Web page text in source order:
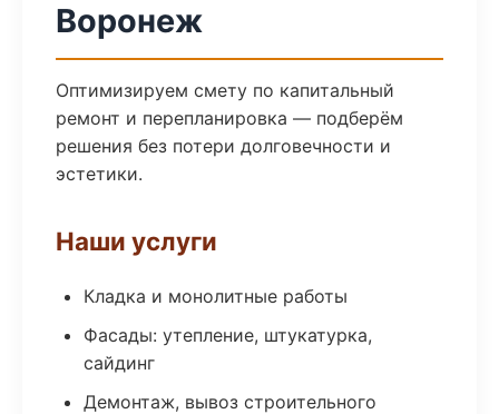
Воронеж
Оптимизируем смету по капитальный
ремонт и перепланировка — подберём
решения без потери долговечности и
эстетики.
Наши услуги
Кладка и монолитные работы
Фасады: утепление, штукатурка,
сайдинг
Демонтаж, вывоз строительного